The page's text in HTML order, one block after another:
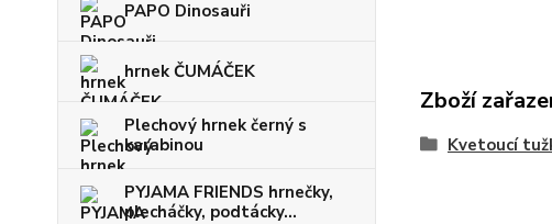
PAPO Dinosauři
hrnek ČUMÁČEK
Plechový hrnek černý s
karabinou
PYJAMA FRIENDS hrnečky,
plecháčky, podtácky...
Zboží
Kvetoucí